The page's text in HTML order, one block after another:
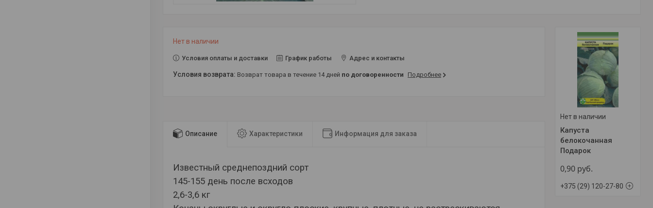
Нет в наличии
Капуста
белокочанная
Подарок
0,90 руб.
+375 (29) 120-27-80
Нет в наличии
Условия оплаты и доставки График работы Адрес и контакты
возврат товара в течение 14 дней по договоренности Подробнее
Описание Характеристики Информация для заказа
Известный среднепоздний сорт
145-155 день после всходов
2,6-3,6 кг